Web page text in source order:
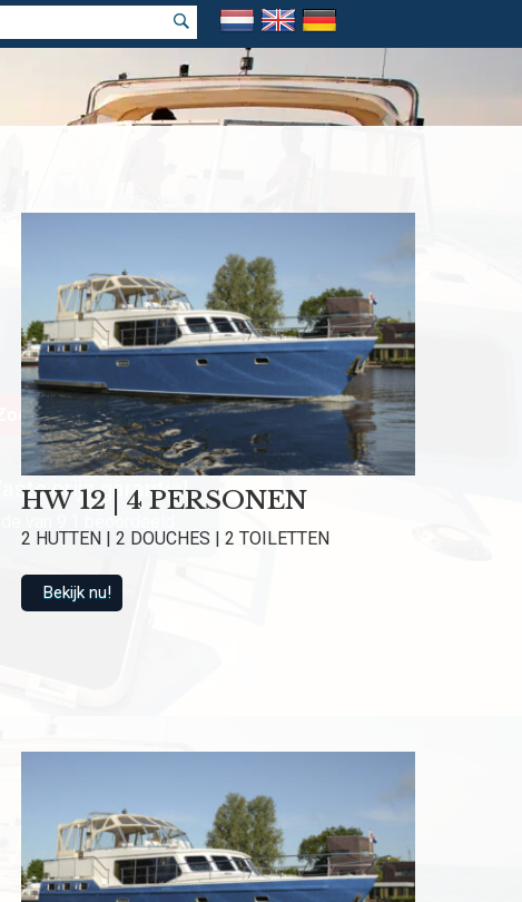
Zoek vakantie
prijs garantie!
van 9.1 beoordeeld
HW 12 | 4 PERSONEN
2 HUTTEN | 2 DOUCHES | 2 TOILETTEN
Bekijk nu!